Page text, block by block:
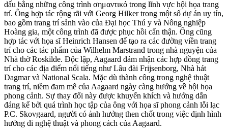
dấu bằng những công trình σημαντικό trong lĩnh vực hội họa trang
trí. Ông hợp tác rộng rãi với Georg Hilker trong một số dự án uy tín,
bao gồm trang trí sảnh vào của Đại học Thú y và Nông nghiệp
Hoàng gia, một công trình đã được phục hồi cẩn thận. Ông cũng
hợp tác với họa sĩ Heinrich Hansen để tạo ra các đường viền trang
trí cho các tác phẩm của Wilhelm Marstrand trong nhà nguyện của
Nhà thờ Roskilde. Độc lập, Aagaard đảm nhận các hợp đồng trang
trí cho các địa điểm nổi tiếng như Lâu đài Frijsenborg, Nhà hát
Dagmar và National Scala. Mặc dù thành công trong nghệ thuật
trang trí, niềm đam mê của Aagaard ngày càng hướng về hội họa
phong cảnh. Sự thay đổi này được khuyến khích và hướng dẫn
đáng kể bởi quá trình học tập của ông với họa sĩ phong cảnh lỗi lạc
P.C. Skovgaard, người có ảnh hưởng then chốt trong việc định hình
hướng đi nghệ thuật và phong cách của Aagaard.